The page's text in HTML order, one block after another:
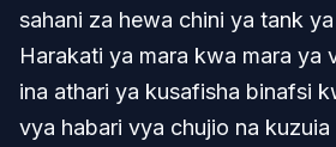
sahani za hewa chini ya tank
Harakati ya mara kwa mara ya
ina athari ya kusafisha binafsi
vya habari vya chujio na